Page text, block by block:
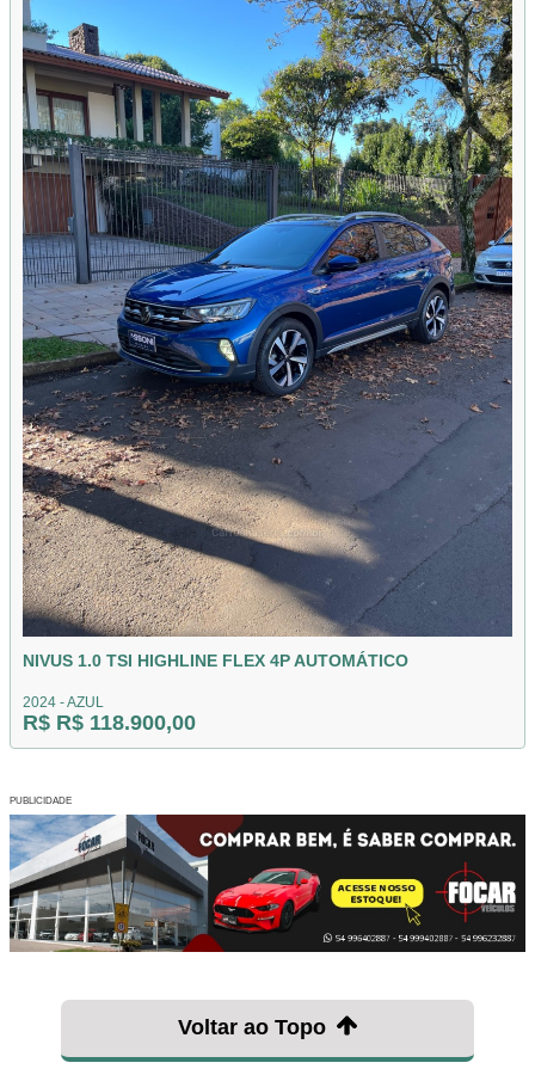
NIVUS 1.0 TSI HIGHLINE FLEX 4P AUTOMÁTICO
2024 - AZUL
R$ R$ 118.900,00
PUBLICIDADE
Voltar ao Topo